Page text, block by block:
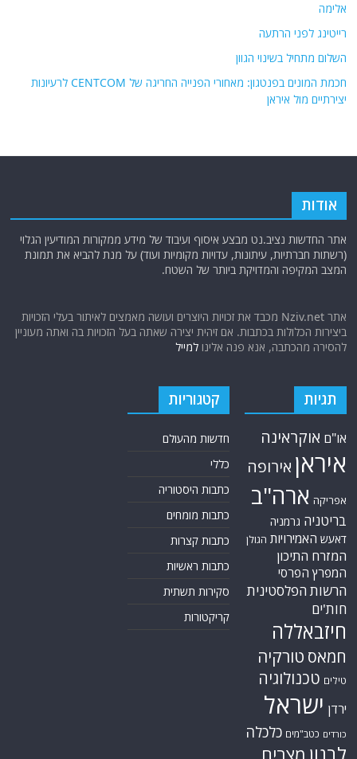
אלימה
רייטינג לפני הרתעה
השלום מתחיל בשינוי הגוון
חכמת המונים בפנטגון: מאחורי הפנייה החריגה של CENTCOM לרעיונות
יצירתיים מול איראן
אודות
אתר החדשות נציב.נט מבצע איסוף ועיבוד של מידע ממקורות המודיעין הגלוי
(רשתות חברתיות, עיתונות, עדויות מקומיות ועוד) על מנת להביא את תמונת
המצב המקיפה והמדויקת ביותר של השטח.
אתר Nziv.net מכבד את זכויות היוצרים ועושה מאמצים לאיתור בעלי הזכויות
ביצירות הכלולות בכתבות. אם זיהית יצירה שאתה בעל הזכויות בה ואתה מעוניין
להסירה מהכתבה, אנא פנה אלינולמייל
תגיות
או"ם אוקראינה
איראן אירופה
אפריקה ארה"ב
בריטניה גרמניה
דאעש האמירויות הגולן
המזרח התיכון
המפרץ הפרסי
הרשות הפלסטינית
חות'ים
חיזבאללה
חמאס טורקיה
טילים טכנולוגיה
ירדן ישראל
כורדים כטב"מים כלכלה
קטגוריות
חדשות מהעולם
כללי
כתבות היסטוריה
כתבות מומחים
כתבות קצרות
כתבות ראשיות
סקירות תשתית
קריקטורות